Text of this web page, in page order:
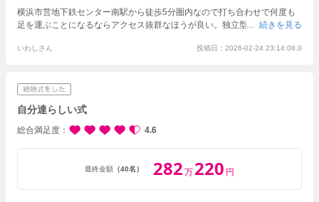
横浜市営地下鉄センター南駅から徒歩5分圏内なので打ち合わせで何度も
足を運ぶことになるならアクセス抜群なほうが良い。独立型チャペルで圧
と食事。デザートブッフェが付けられる。生搾りモンブランや出来たてク
続きを見る
いわしさん 投稿日：2026-02-24 23:14:08.0
自分達らしい式
総合満足度 4.6
最終金額 （40名） 282 万 220 円